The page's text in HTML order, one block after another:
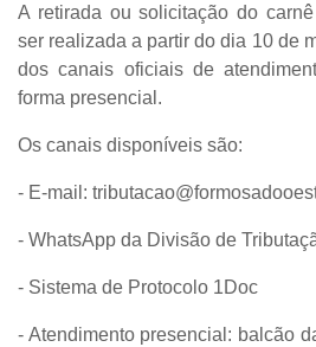
A retirada ou solicitação do
ser realizada a partir do dia 10 de
doscanais oficiais de
forma presencial.
Os canais disponíveis são:
- E-mail:
- WhatsApp da Divisão de
- Sistema de Protocolo 1Doc
- Atendimento presencial: balcão